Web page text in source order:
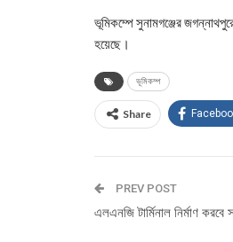
ভূমিকম্পে সুনামগঞ্জের
হয়েছে।
ভূমিকম্প
Share
PREV POST
এলএনজি টার্মিনাল নির্মাণ করবে